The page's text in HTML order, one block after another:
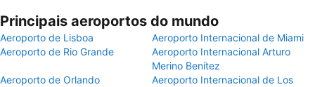
Principais aeroportos do mundo
Aeroporto de Lisboa
Aeroporto Internacional de Miami
Aeroporto de Rio Grande
Aeroporto Internacional Arturo
Merino Benítez
Aeroporto de Orlando
Aeroporto Internacional de Los